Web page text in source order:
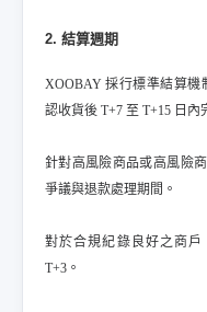
2. 結算週期
XOOBAY 採行標準結算
認收貨後 T+7 至 T+15 日內
針對高風險商品或高風險
爭議與退款處理期間。
對於合規紀錄良好之商
T+3。